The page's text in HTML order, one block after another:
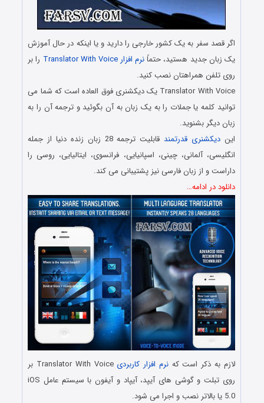
اگر قصد سفر به یک کشور خارجی را دارید و یا اینکه در حال آموزش
یک زبان جدید هستید، حتماًنرم افزار Translator With Voice
را بر
روی تلفن همراهتان نصب کنید.
Translator With Voice یک دیکشنری فوق العاده است که شما می
توانید کلمه یا جملات را به یک زبان به آن بگوئید و ترجمه آن را به
زبان دیگر بشنوید.
ایندیکشنری قدرتمند
قابلیت ترجمه 28 زبان زنده دنیا از جمله
انگلیسی، آلمانی، چینی، اسپانیایی، فرانسوی، ایتالیایی، روسی را
داراست و از زبان فارسی نیز پشتیبانی می کند.
دانلود در ادامه…
لازم به ذکر است کهنرم افزار کاربردی
Translator With Voice بر
روی تبلت و گوشی های آیپد، آیپاد و آیفون با سیستم عامل iOS
5.0 یا بالاتر نصب و اجرا می شود.